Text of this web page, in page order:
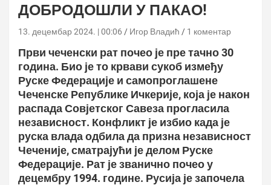
ДОБРОДОШЛИ У ПАКАО!
13. децембар 2024. | 00:06 Игор Владић 1 коментар
Први чеченски рат почео је пре тачно 30
година. Био је то крвави сукоб између
Руске Федерације и самопроглашене
Чеченске Републике Ичкерије, која је након
распада Совјетског Савеза прогласила
независност. Конфликт је избио када је
руска влада одбила да призна независност
Чеченије, сматрајући је делом Руске
Федерације. Рат је званично почео у
децембру 1994. године. Русија је започела